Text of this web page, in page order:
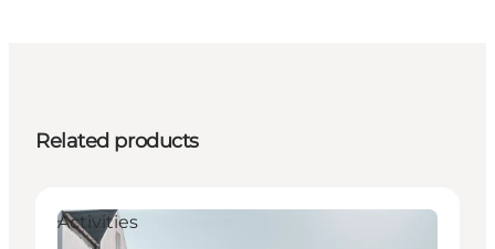
Related products
Activities